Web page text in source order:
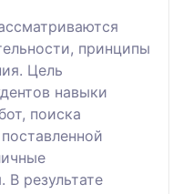
принципы
Цель
навыки
поиска
результате